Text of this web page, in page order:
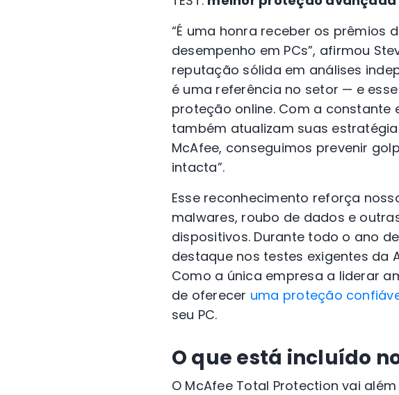
“É uma honra receber os prêmios
desempenho em PCs”, afirmou
reputação sólida em análises
é uma referência no setor — e
proteção online. Com a
também atualizam suas
McAfee, conseguimos prevenir
intacta”.
Esse reconhecimento reforça
malwares, roubo de dados e
dispositivos. Durante todo o ano
destaque nos testes exigentes da
Como a única empresa a liderar
de oferecer uma proteção
seu PC.
O que está incluído
O McAfee Total Protection vai